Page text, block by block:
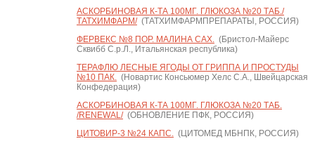
АСКОРБИНОВАЯ К-ТА 100МГ. ГЛЮКОЗА №20 ТАБ./
ТАТХИМФАРМ/(ТАТХИМФАРМПРЕПАРАТЫ, РОССИЯ)
ФЕРВЕКС №8 ПОР. МАЛИНА САХ.(Бристол-Майерс
Сквибб С.р.Л., Итальянская республика)
ТЕРАФЛЮ ЛЕСНЫЕ ЯГОДЫ ОТ ГРИППА И ПРОСТУДЫ
№10 ПАК.(Новартис Консьюмер Хелс С.А., Швейцарская
Конфедерация)
АСКОРБИНОВАЯ К-ТА 100МГ. ГЛЮКОЗА №20 ТАБ.
/RENEWAL/(ОБНОВЛЕНИЕ ПФК, РОССИЯ)
ЦИТОВИР-3 №24 КАПС.(ЦИТОМЕД МБНПК, РОССИЯ)